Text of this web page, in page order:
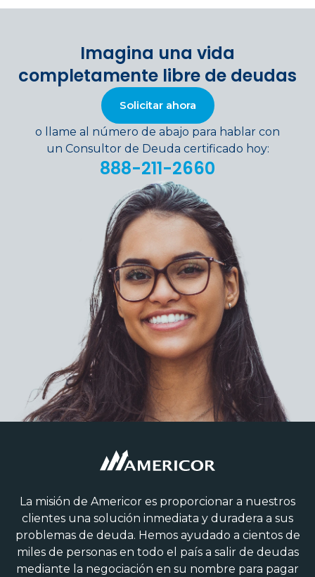
Imagina una vida
completamente libre de deudas
Solicitar ahora
o llame al número de abajo para hablar con
un Consultor de Deuda certificado hoy:
888-211-2660
La misión de Americor es proporcionar a nuestros
clientes una solución inmediata y duradera a sus
problemas de deuda. Hemos ayudado a cientos de
miles de personas en todo el país a salir de deudas
mediante la negociación en su nombre para pagar